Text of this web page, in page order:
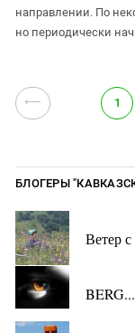
направлении. По
но периодически
⟵ 1
БЛОГЕРЫ
Ветер